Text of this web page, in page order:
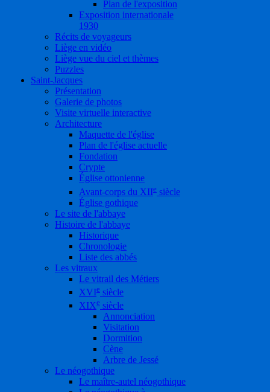
Plan de l'exposition
Exposition internationale
1930
Récits de voyageurs
Liège en vidéo
Liège vue du ciel et thèmes
Puzzles
Saint-Jacques
Présentation
Galerie de photos
Visite virtuelle interactive
Architecture
Maquette de l'église
Plan de l'église actuelle
Fondation
Crypte
Église ottonienne
Avant-corps du XIIe siècle
Église gothique
Le site de l'abbaye
Histoire de l'abbaye
Historique
Chronologie
Liste des abbés
Les vitraux
Le vitrail des Métiers
XVIe siècle
XIXe siècle
Annonciation
Visitation
Dormition
Cène
Arbre de Jessé
Le néogothique
Le maître-autel néogothique